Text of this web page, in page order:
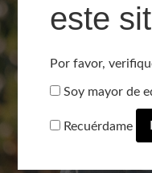
EN
este
Por favor,
Soy mayor de
Recuérdame